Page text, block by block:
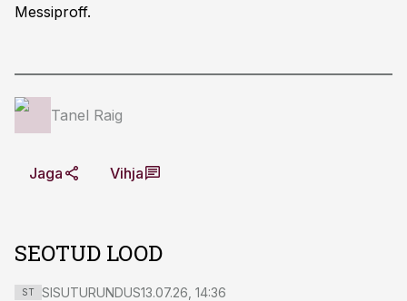
Messiproff.
Tanel Raig
Jaga Vihja
SEOTUD LOOD
ST SISUTURUNDUS13.07.26, 14:36